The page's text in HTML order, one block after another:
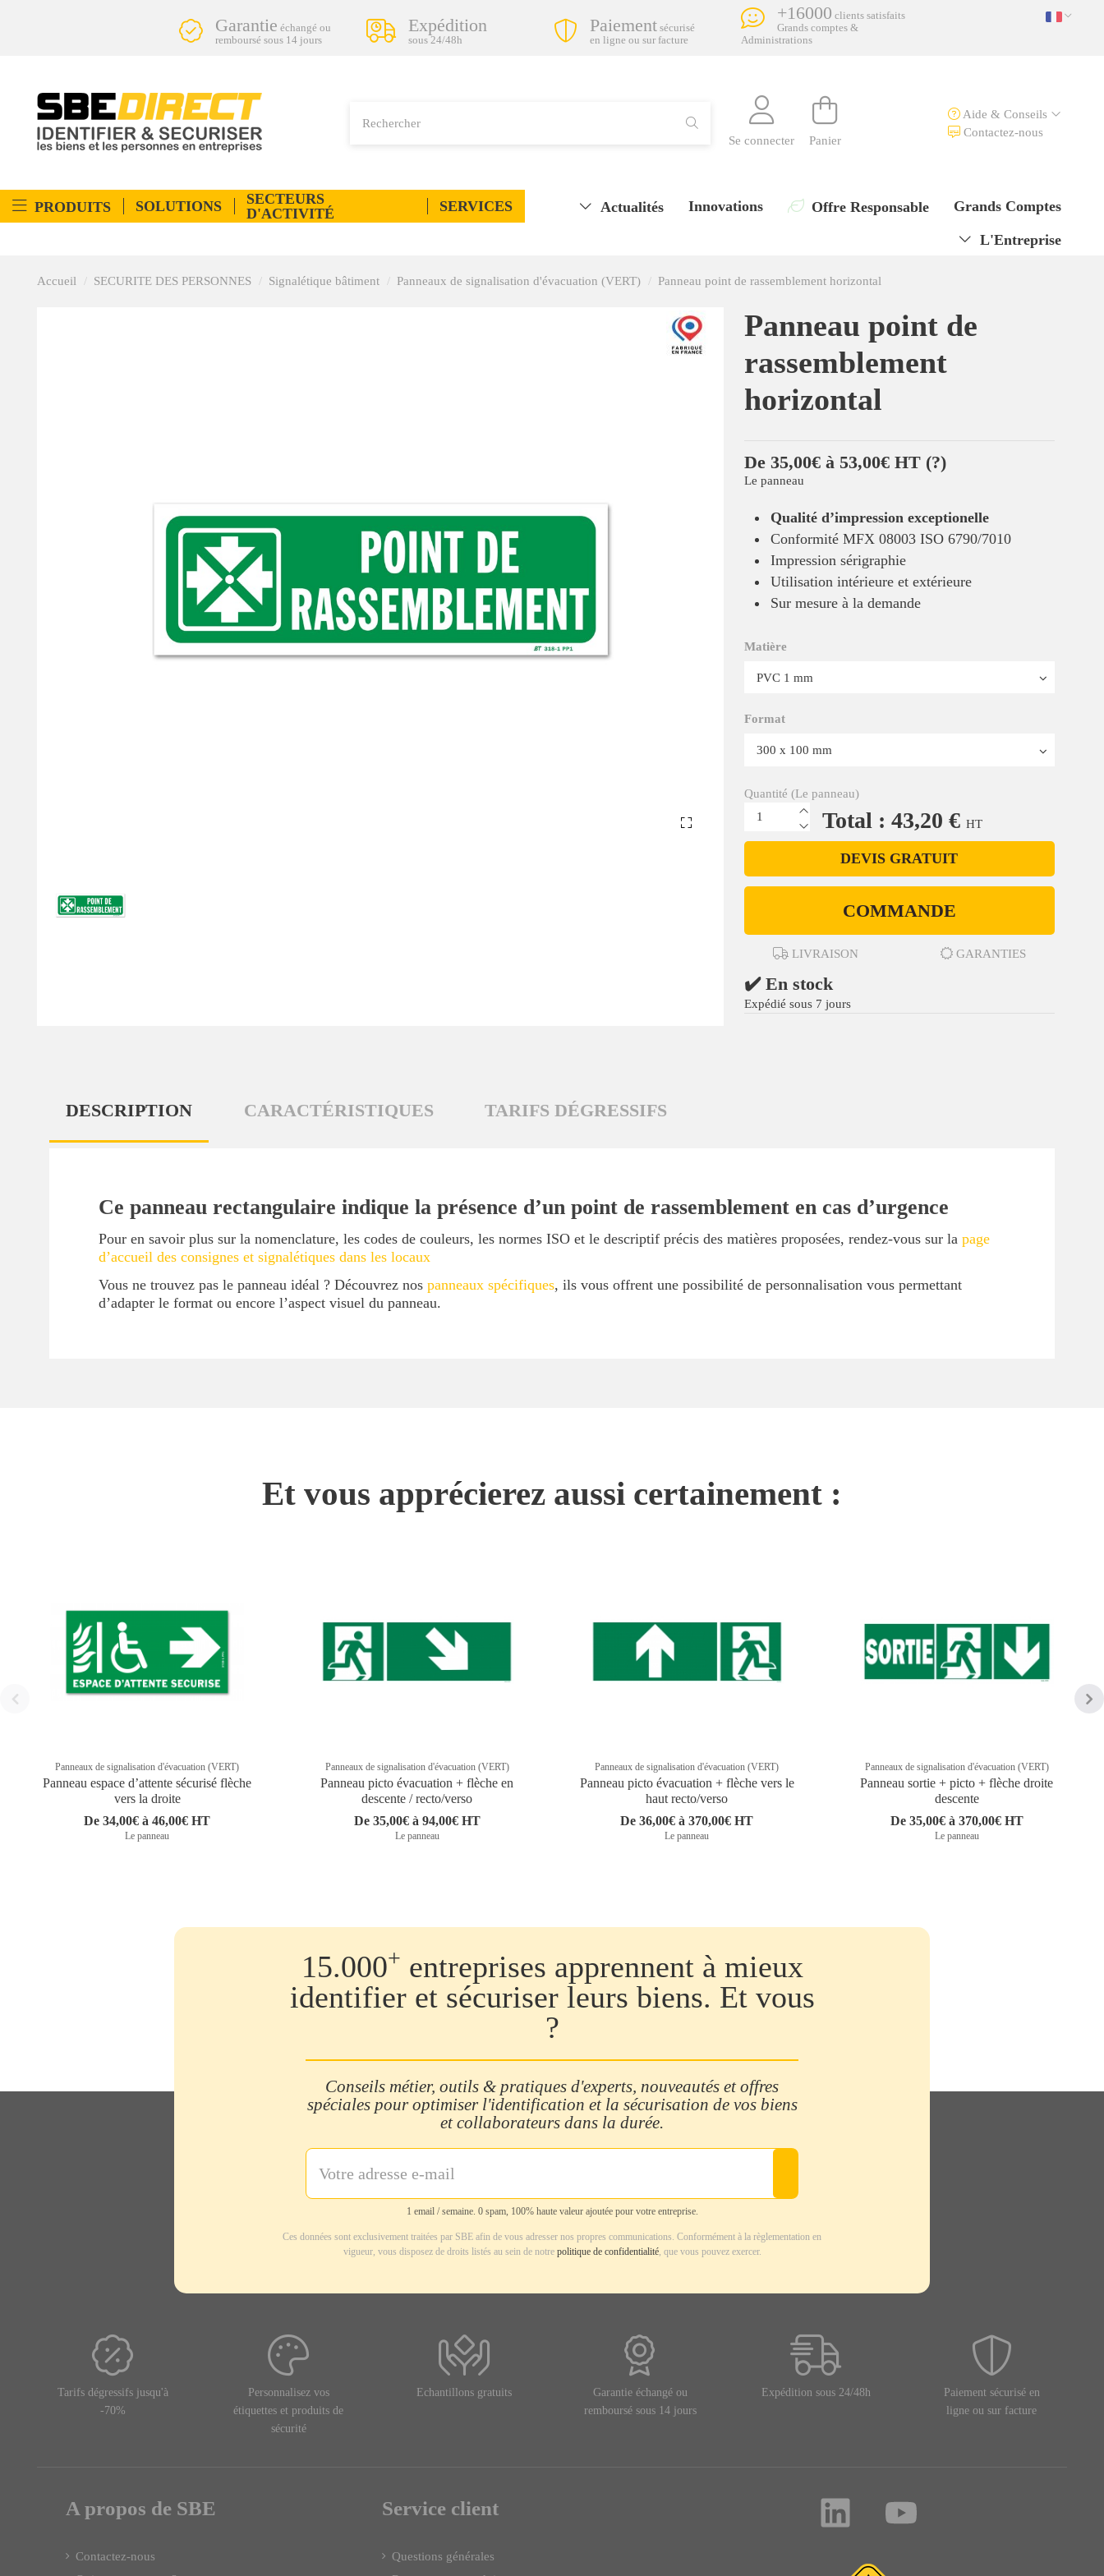
Garantie échangé ou
remboursé sous 14 jours
Expédition
sous 24/48h
Paiement sécurisé
en ligne ou sur facture
+16000 clients satisfaits
Grands comptes &
Administrations
Se connecter Panier
Aide & Conseils
Contactez-nous
PRODUITS SOLUTIONS
SECTEURS
D'ACTIVITÉ
SERVICES Grands Comptes
Offre Responsable
Innovations
Actualités
L'Entreprise
Accueil SECURITE DES PERSONNES Signalétique bâtiment Panneaux de signalisation d'évacuation (VERT) Panneau point de rassemblement horizontal
Panneau point de
rassemblement
horizontal
De 35,00€ à 53,00€ HT (?)
Le panneau
Qualité d’impression exceptionelle
Conformité MFX 08003 ISO 6790/7010
Impression sérigraphie
Utilisation intérieure et extérieure
Sur mesure à la demande
Matière
Format
Quantité (Le panneau)
Total : 43,20 € HT
DEVIS GRATUIT
COMMANDE
LIVRAISON GARANTIES
✔️ En stock
Expédié sous 7 jours
DESCRIPTION CARACTÉRISTIQUES TARIFS DÉGRESSIFS
Ce panneau rectangulaire indique la présence d’un point de rassemblement en cas d’urgence
Pour en savoir plus sur la nomenclature, les codes de couleurs, les normes ISO et le descriptif précis des matières proposées, rendez-vous sur la page
d’accueil des consignes et signalétiques dans les locaux
Vous ne trouvez pas le panneau idéal ? Découvrez nos panneaux spécifiques, ils vous offrent une possibilité de personnalisation vous permettant
d’adapter le format ou encore l’aspect visuel du panneau.
Et vous apprécierez aussi certainement :
Panneaux de signalisation d'évacuation (VERT)
Panneau espace d’attente sécurisé flèche
vers la droite
De 34,00€ à 46,00€ HT
Le panneau
Panneaux de signalisation d'évacuation (VERT)
Panneau picto évacuation + flèche en
descente / recto/verso
De 35,00€ à 94,00€ HT
Le panneau
Panneaux de signalisation d'évacuation (VERT)
Panneau picto évacuation + flèche vers le
haut recto/verso
De 36,00€ à 370,00€ HT
Le panneau
Panneaux de signalisation d'évacuation (VERT)
Panneau sortie + picto + flèche droite
descente
De 35,00€ à 370,00€ HT
Le panneau
15.000+ entreprises apprennent à mieux
identifier et sécuriser leurs biens. Et vous
?
Conseils métier, outils & pratiques d'experts, nouveautés et offres
spéciales pour optimiser l'identification et la sécurisation de vos biens
et collaborateurs dans la durée.
1 email / semaine. 0 spam, 100% haute valeur ajoutée pour votre entreprise.
Ces données sont exclusivement traitées par SBE afin de vous adresser nos propres communications. Conformément à la règlementation en
vigueur, vous disposez de droits listés au sein de notre politique de confidentialité, que vous pouvez exercer.
Tarifs dégressifs jusqu'à
-70%
Personnalisez vos
étiquettes et produits de
sécurité
Echantillons gratuits
Garantie échangé ou
remboursé sous 14 jours
Expédition sous 24/48h
Paiement sécurisé en
ligne ou sur facture
A propos de SBE
Contactez-nous
Service client
Questions générales